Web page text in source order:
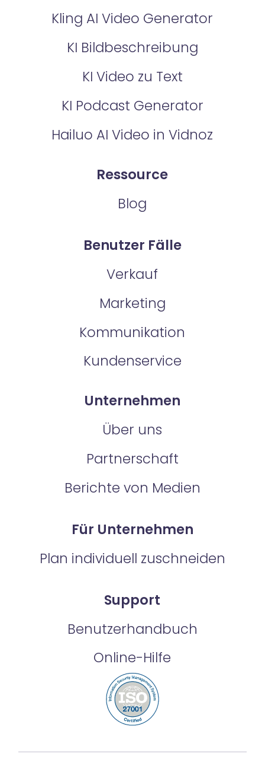
Kling AI Video Generator
KI Bildbeschreibung
KI Video zu Text
KI Podcast Generator
Hailuo AI Video in Vidnoz
Ressource
Blog
Benutzer Fälle
Verkauf
Marketing
Kommunikation
Kundenservice
Unternehmen
Über uns
Partnerschaft
Berichte von Medien
Für Unternehmen
Plan individuell zuschneiden
Support
Benutzerhandbuch
Online-Hilfe